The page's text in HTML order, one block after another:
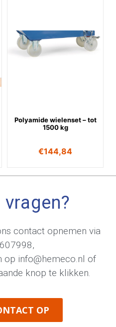
Polyamide wielenset – tot
1500 kg
€144,84
contact opnemen via
,
op info@hemeco.nl of
knop te klikken.
OP